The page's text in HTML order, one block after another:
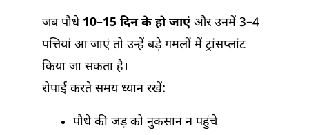
जब पौधे 10–15 दिन के हो जाएंऔर उनमें 3–4
पत्तियां आ जाएं तो उन्हें बड़े गमलों में ट्रांसप्लांट
किया जा सकता है।
रोपाई करते समय ध्यान रखें:
पौधे की जड़ को नुकसान न पहुंचे